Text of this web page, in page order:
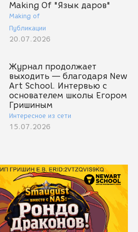
Making Of "Язык даров"
Making of
Публикации
20.07.2026
Журнал продолжает
выходить — благодаря New
Art School. Интервью с
основателем школы Егором
Гришиным
Интересное из сети
15.07.2026